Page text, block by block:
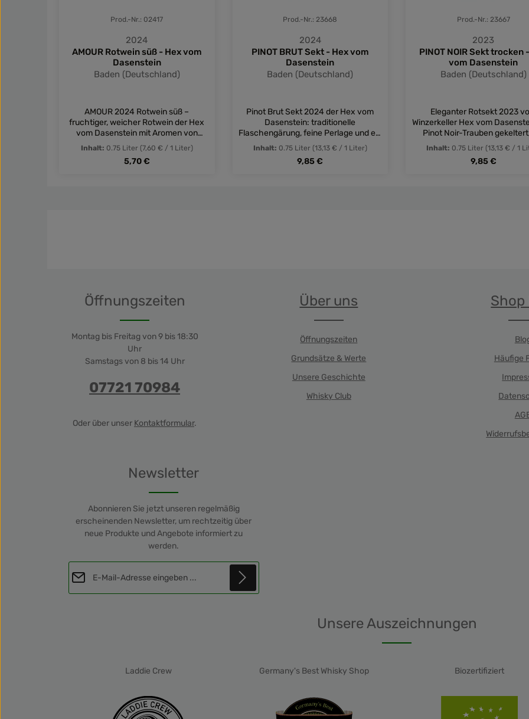
Prod.-Nr.: 02417
2024
AMOUR Rotwein süß - Hex vom
Dasenstein
Baden (Deutschland)
AMOUR 2024 Rotwein süß –
fruchtiger, weicher Rotwein der Hex
vom Dasenstein mit Aromen von
Kirschen, Holunder und kandierten
Früchten.
Inhalt: 0.75 Liter (7,60 € / 1 Liter)
Regulärer Preis:
5,70 €
Prod.-Nr.: 23668
2024
PINOT BRUT Sekt - Hex vom
Dasenstein
Baden (Deutschland)
Pinot Brut Sekt 2024 der Hex vom
Dasenstein: traditionelle
Flaschengärung, feine Perlage und ein
tolles Aroma - ein Sekt für viele
Gelegenheiten!
Inhalt: 0.75 Liter (13,13 € / 1 Liter)
Regulärer Preis:
9,85 €
Prod.-Nr.: 23667
2023
PINOT NOIR Sekt trocken
vom Dasenstein
Baden (Deutschland)
Eleganter Rotsekt 2023
Winzerkeller Hex vom
Pinot Noir-Trauben
fruchtigen Noten und feiner
ein roter Sektgenuss der
Art!
Inhalt: 0.75 Liter (13,13 € / 1
Regulärer Preis:
9,85 €
Öffnungszeiten
Montag bis Freitag von 9 bis 18:30
Uhr
Samstags von 8 bis 14 Uhr
07721 70984
Oder über unser Kontaktformular.
Über uns
Öffnungszeiten
Grundsätze & Werte
Unsere Geschichte
Whisky Club
Häufige
Newsletter
Abonnieren Sie jetzt unseren regelmäßig
erscheinenden Newsletter, um rechtzeitig über
neue Produkte und Angebote informiert zu
werden.
Unsere Auszeichnungen
Laddie Crew Germany's Best Whisky Shop Biozertifiziert